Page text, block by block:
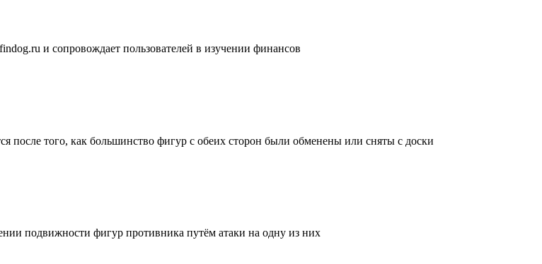
и сопровождает пользователей в изучении финансов
после того, как большинство фигур с обеих сторон были обменены или сняты с доски
подвижности фигур противника путём атаки на одну из них